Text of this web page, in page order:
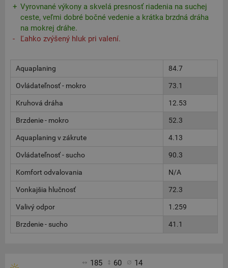
Vyrovnané výkony a skvelá presnosť riadenia na suchej
ceste, veľmi dobré bočné vedenie a krátka brzdná dráha
na mokrej dráhe.
Ľahko zvýšený hluk pri valení.
Aquaplaning 84.7
Ovládateľnosť - mokro 73.1
Kruhová dráha 12.53
Brzdenie - mokro 52.3
Aquaplaning v zákrute 4.13
Ovládateľnosť - sucho 90.3
Komfort odvalovania N/A
Vonkajšia hlučnosť 72.3
Valivý odpor 1.259
Brzdenie - sucho 41.1
185 60 14